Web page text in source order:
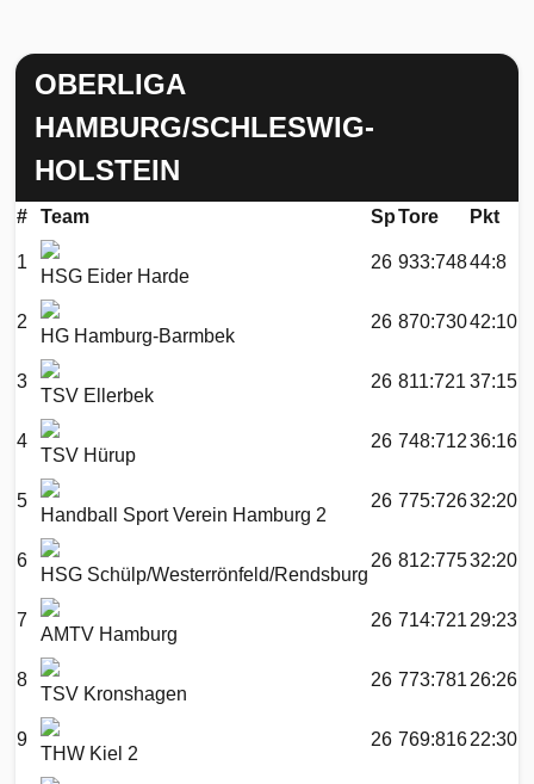
OBERLIGA
HAMBURG/SCHLESWIG-
HOLSTEIN
# Team SpTore Pkt
1
HSG Eider Harde
26 933:74844:8
2
HG Hamburg-Barmbek
26 870:73042:10
3
TSV Ellerbek
26 811:721 37:15
4
TSV Hürup
26 748:71236:16
5
Handball Sport Verein Hamburg 2
26 775:72632:20
6
HSG Schülp/Westerrönfeld/Rendsburg
26 812:77532:20
7
AMTV Hamburg
26 714:721 29:23
8
TSV Kronshagen
26 773:781 26:26
9
THW Kiel 2
26 769:81622:30